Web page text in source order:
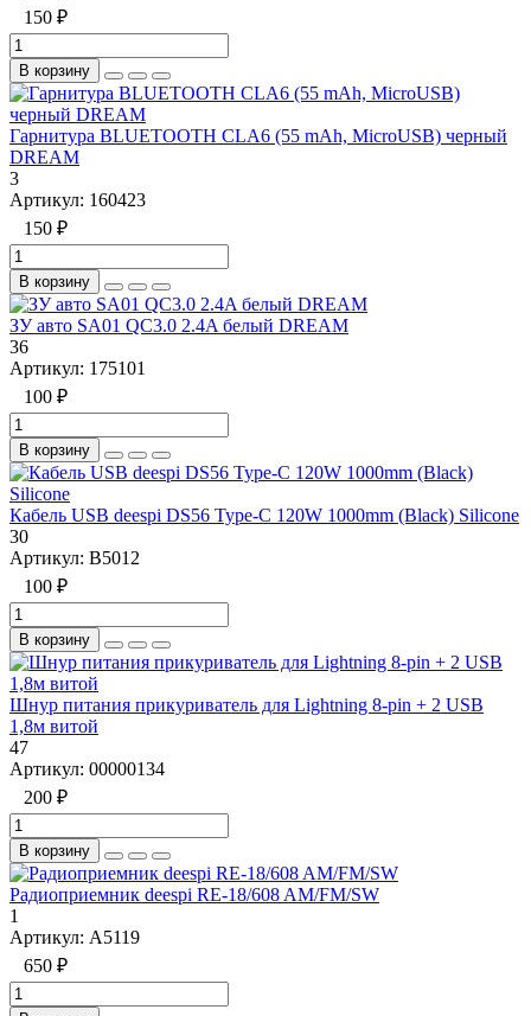
150 ₽
В корзину
Гарнитура BLUETOOTH CLA6 (55 mAh, MicroUSB) черный
DREAM
3
Артикул: 160423
150 ₽
В корзину
ЗУ авто SA01 QC3.0 2.4A белый DREAM
36
Артикул: 175101
100 ₽
В корзину
Кабель USB deespi DS56 Type-C 120W 1000mm (Black) Silicone
30
Артикул: B5012
100 ₽
В корзину
Шнур питания прикуриватель для Lightning 8-pin + 2 USB
1,8м витой
47
Артикул: 00000134
200 ₽
В корзину
Радиоприемник deespi RE-18/608 AM/FM/SW
1
Артикул: A5119
650 ₽